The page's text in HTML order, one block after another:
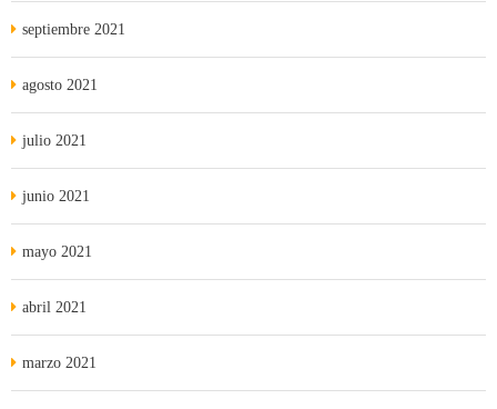
septiembre 2021
agosto 2021
julio 2021
junio 2021
mayo 2021
abril 2021
marzo 2021